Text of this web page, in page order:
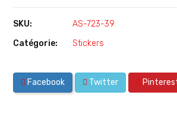
SKU:
AS-723-39
Catégorie:
Stickers
Facebook Twitter